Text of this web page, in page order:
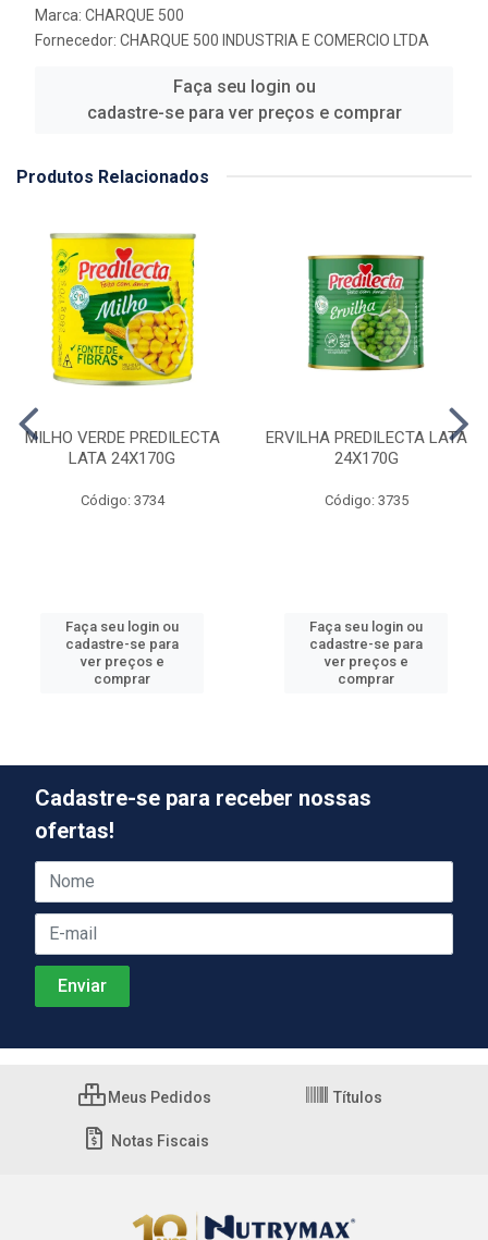
Marca: CHARQUE 500
Fornecedor: CHARQUE 500 INDUSTRIA E COMERCIO LTDA
Faça seu login ou
cadastre-se para ver preços e comprar
Produtos Relacionados
MILHO VERDE PREDILECTA
LATA 24X170G
Código: 3734
Faça seu login ou
cadastre-se para
ver preços e
comprar
ERVILHA PREDILECTA LATA
24X170G
Código: 3735
Faça seu login ou
cadastre-se para
ver preços e
comprar
Cadastre-se para receber nossas
ofertas!
Meus Pedidos Títulos
Notas Fiscais